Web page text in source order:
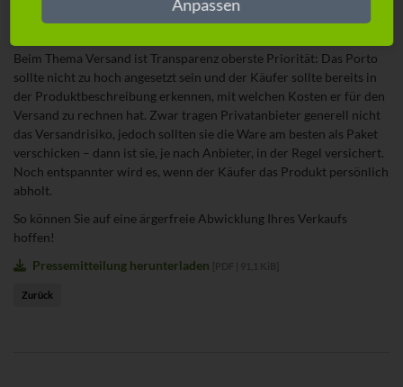
Beim Thema Versand ist Transparenz oberste Priorität: Das Porto
sollte nicht zu hoch angesetzt sein und der Käufer sollte bereits in
der Produktbeschreibung erkennen, mit welchen Kosten er für den
Versand zu rechnen hat. Zwar tragen Privatanbieter generell nicht
das Versandrisiko, jedoch sollten sie die Ware am besten als Paket
verschicken – dann ist sie, je nach Anbieter, in der Regel versichert.
Noch entspannter wird es, wenn der Käufer das Produkt persönlich
abholt.
So können Sie auf eine ärgerfreie Abwicklung Ihres Verkaufs
hoffen!
Pressemitteilung herunterladen
Zurück
Anpassen